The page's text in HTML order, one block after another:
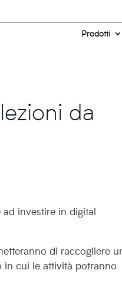
Prodotti
da
investire in digital
di raccogliere
in cui le attività potranno